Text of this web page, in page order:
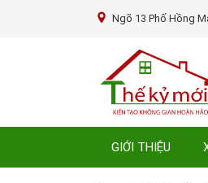
Ngõ 13 Phố Hồng
GIỚI THIỆU